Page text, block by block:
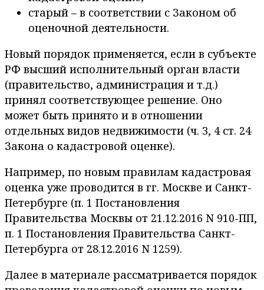
старый – в соответствии с Законом об
оценочной деятельности.
Новый порядок применяется, если в субъекте
РФ высший исполнительный орган власти
(правительство, администрация и т.д.)
принял соответствующее решение. Оно
может быть принято и в отношении
отдельных видов недвижимости (ч. 3, 4 ст. 24
Закона о кадастровой оценке).
Например, по новым правилам кадастровая
оценка уже проводится в гг. Москве и Санкт-
Петербурге (п. 1 Постановления
Правительства Москвы от 21.12.2016 N 910-ПП,
п. 1 Постановления Правительства Санкт-
Петербурга от 28.12.2016 N 1259).
Далее в материале рассматривается порядок